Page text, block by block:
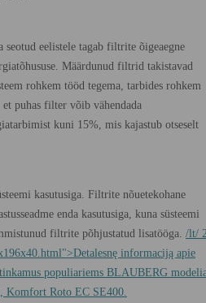
seotud eelistele tagab filtrite õigeaegne
Määrdunud filtrid takistavad
rohkem tööd tegema, tarbides rohkem
puhas filter võib vähendada
kuni 15%, mis kajastub otseselt
kasutusiga. Filtrite nõuetekohane
enda kasutusiga, kuna süsteemi
filtrite põhjustatud lisatööga. /lt/
informaciją apie
populiariems BLAUBERG
Komfort Roto EC SE400.